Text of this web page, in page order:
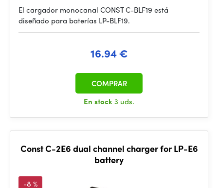
El cargador monocanal CONST C-BLF19 está
diseñado para baterías LP-BLF19.
16.94 €
En stock3 uds.
COMPRAR
Const C-2E6 dual channel charger for LP-E6
battery
-8 %